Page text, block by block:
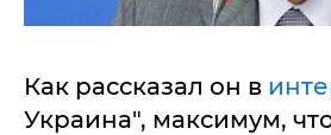
Как рассказал он в
Украина", максимум,